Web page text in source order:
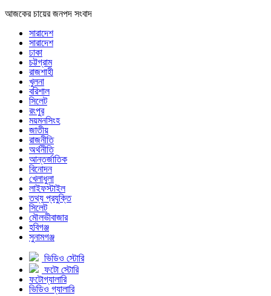
আজকের চায়ের জনপদ সংবাদ
সারাদেশ
সারাদেশ
ঢাকা
চট্টগ্রাম
রাজশাহী
খুলনা
বরিশাল
সিলেট
রংপুর
ময়মনসিংহ
জাতীয়
রাজনীতি
অর্থনীতি
আন্তর্জাতিক
বিনোদন
খেলাধুলা
লাইফস্টাইল
তথ্য প্রযুক্তি
সিলেট
মৌলভীবাজার
হবিগঞ্জ
সুনামগঞ্জ
ভিডিও স্টোরি
ফটো স্টোরি
ফটোগ্যালারি
ভিডিও গ্যালারি